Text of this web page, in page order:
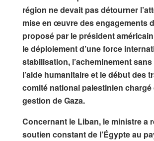
région ne devait pas détourner
mise en œuvre des engagements
proposé par le président
le déploiement d’une force
stabilisation, l’acheminement
l’aide humanitaire et le début des
comité national palestinien chargé
gestion de Gaza.
Concernant le Liban, le ministre a
soutien constant de l’Égypte au